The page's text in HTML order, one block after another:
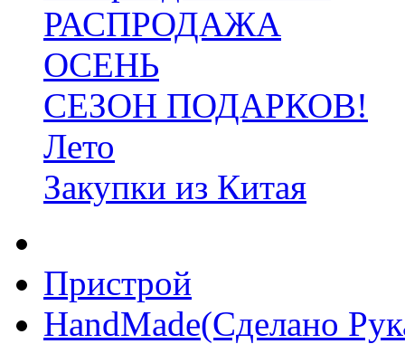
РАСПРОДАЖА
ОСЕНЬ
СЕЗОН ПОДАРКОВ!
Лето
Закупки из Китая
Пристрой
HandMade(Сделано